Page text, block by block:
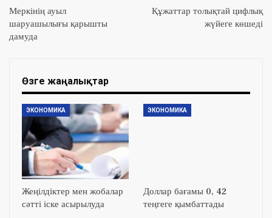
Меркінің ауыл
шаруашылығы қарышты
дамуда
Құжаттар толықтай цифлық
жүйеге көшеді
Өзге жаңалықтар
ЭКОНОМИКА
Жеңілдіктер мен жобалар
сәтті іске асырылуда
ЭКОНОМИКА
Доллар бағамы 0, 42
теңгеге қымбаттады